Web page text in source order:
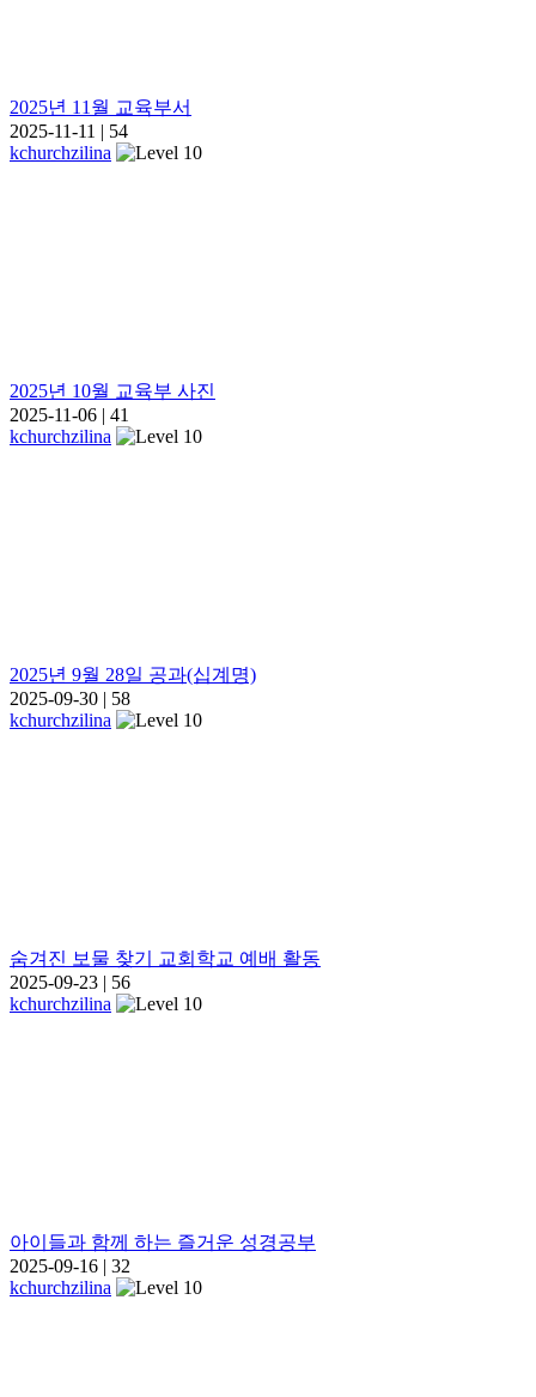
2025년 11월 교육부서
2025-11-11 | 54
kchurchzilina
2025년 10월 교육부 사진
2025-11-06 | 41
kchurchzilina
2025년 9월 28일 공과(십계명)
2025-09-30 | 58
kchurchzilina
숨겨진 보물 찾기 교회학교 예배 활동
2025-09-23 | 56
kchurchzilina
아이들과 함께 하는 즐거운 성경공부
2025-09-16 | 32
kchurchzilina